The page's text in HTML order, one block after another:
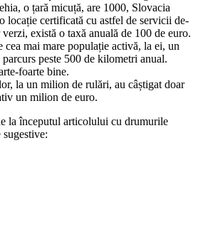
o țară micuță, are 1000, Slovacia
locație certificată cu astfel de servicii de-
există o taxă anuală de 100 de euro.
cea mai mare populație activă, la ei, un
peste 500 de kilometri anual.
foarte bine.
la un milion de rulări, au câștigat doar
un milion de euro.
la începutul articolului cu drumurile